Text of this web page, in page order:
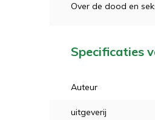
Over de dood en
Specificaties
Auteur
uitgeverij